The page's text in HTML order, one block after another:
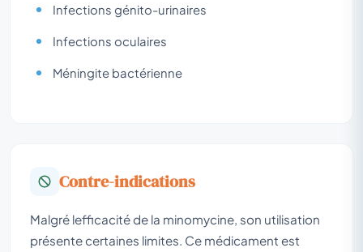
Infections génito-urinaires
Infections oculaires
Méningite bactérienne
Contre-indications
Malgré lefficacité de la minomycine, son utilisation
présente certaines limites. Ce médicament est